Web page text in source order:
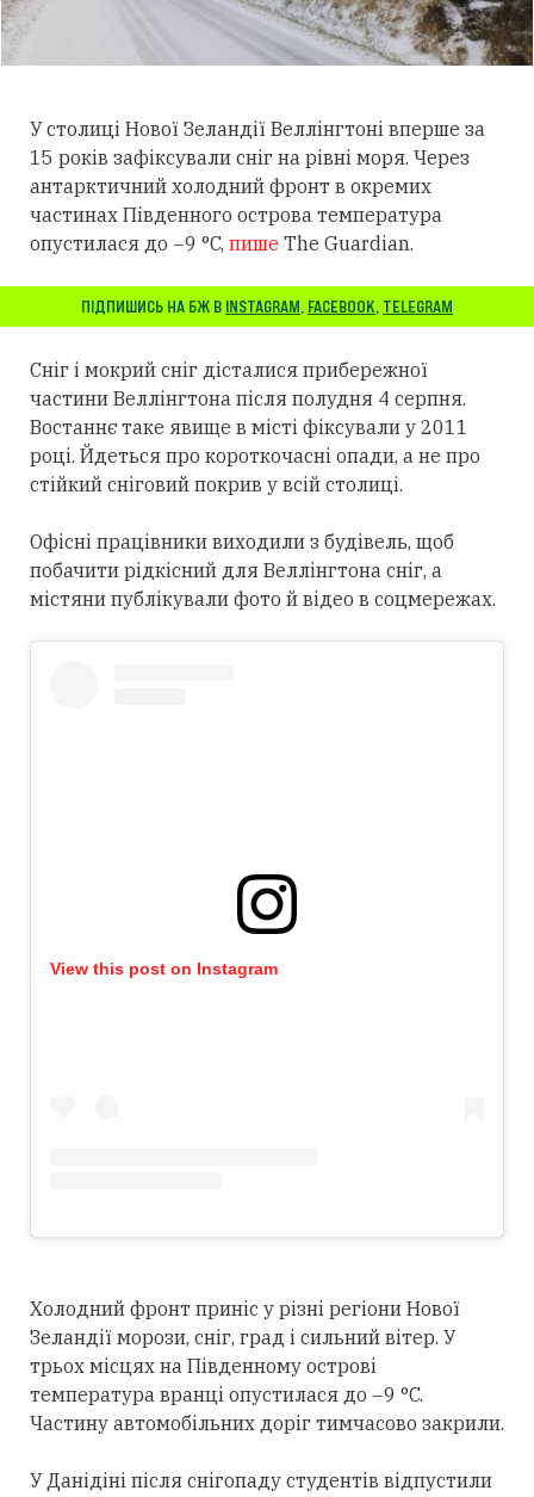
У столиці Нової Зеландії Веллінгтоні вперше за
15 років зафіксували сніг на рівні моря. Через
антарктичний холодний фронт в окремих
частинах Південного острова температура
опустилася до −9 °C, пише The Guardian.
ПІДПИШИСЬ НА БЖ В INSTAGRAM, FACEBOOK, TELEGRAM
Сніг і мокрий сніг дісталися прибережної
частини Веллінгтона після полудня 4 серпня.
Востаннє таке явище в місті фіксували у 2011
році. Йдеться про короткочасні опади, а не про
стійкий сніговий покрив у всій столиці.
Офісні працівники виходили з будівель, щоб
побачити рідкісний для Веллінгтона сніг, а
містяни публікували фото й відео в соцмережах.
View this post on Instagram
Холодний фронт приніс у різні регіони Нової
Зеландії морози, сніг, град і сильний вітер. У
трьох місцях на Південному острові
температура вранці опустилася до −9 °C.
Частину автомобільних доріг тимчасово закрили.
У Данідіні після снігопаду студентів відпустили